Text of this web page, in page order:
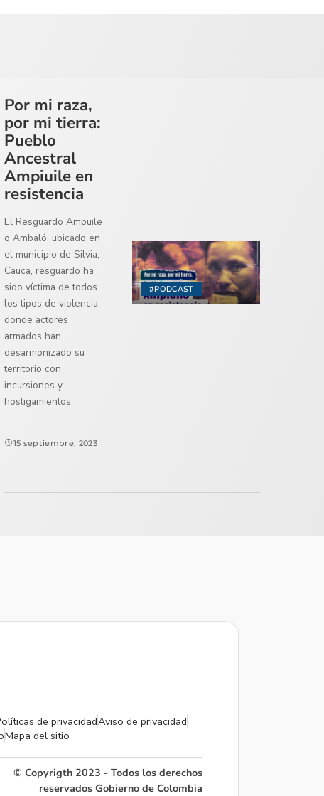
#PODCAST
Por mi raza,
por mi tierra:
Pueblo
Ancestral
Ampiuile en
resistencia
El Resguardo Ampuile
o Ambaló, ubicado en
el municipio de Silvia,
Cauca, resguardo ha
sido víctima de todos
los tipos de violencia,
donde actores
armados han
desarmonizado su
territorio con
incursiones y
hostigamientos.
15 septiembre, 2023
de privacidadAviso de privacidad
Mapa del sitio
© Copyrigth 2023 - Todos los derechos
reservados Gobierno de Colombia